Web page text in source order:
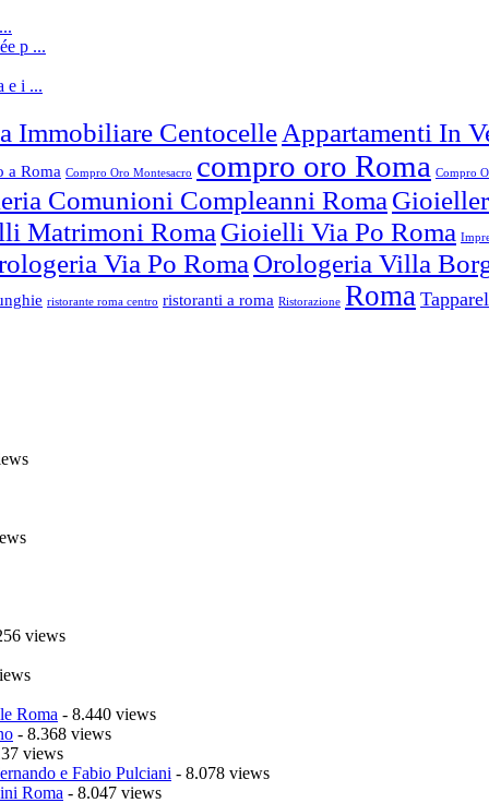
p ...
e i ...
Immobiliare Centocelle Appartamenti In
a Roma Compro Oro Montesacro compro oro Roma Compro
Comunioni Compleanni Roma
Matrimoni Roma Gioielli Via Po Roma
Via Po Roma Orologeria Villa
ristorante roma centro ristoranti a roma Ristorazione Roma
views
Roma - 8.440 views
- 8.368 views
views
e Fabio Pulciani - 8.078 views
Roma - 8.047 views